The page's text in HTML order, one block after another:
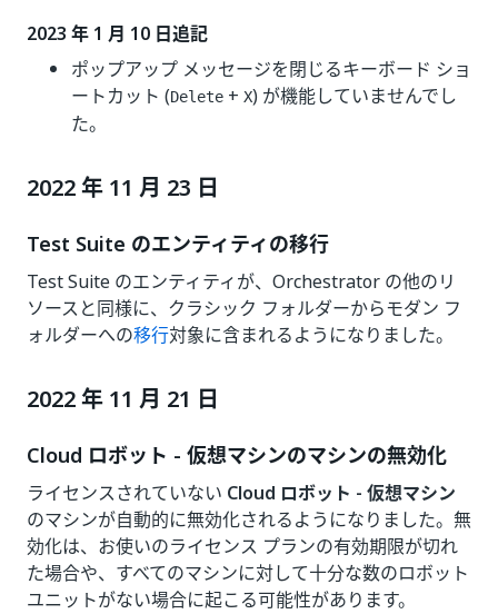
2023 年 1 月 10 日追記
ポップアップ メッセージを閉じるキーボード ショ
ートカット (Delete + X) が機能していませんでし
た。
2022 年 11 月 23 日
Test Suite のエンティティの移行
Test Suite のエンティティが、Orchestrator の他のリ
ソースと同様に、クラシック フォルダーからモダン フ
ォルダーへの移行対象に含まれるようになりました。
2022 年 11 月 21 日
Cloud ロボット - 仮想マシンのマシンの無効化
ライセンスされていない Cloud ロボット - 仮想マシン
のマシンが自動的に無効化されるようになりました。無
効化は、お使いのライセンス プランの有効期限が切れ
た場合や、すべてのマシンに対して十分な数のロボット
ユニットがない場合に起こる可能性があります。